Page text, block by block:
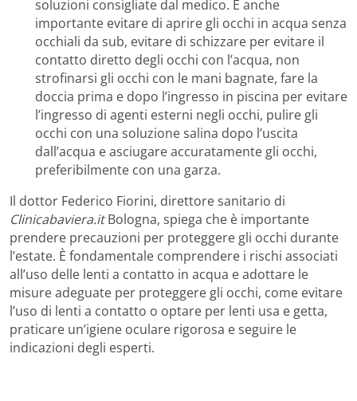
soluzioni consigliate dal medico. È anche
importante evitare di aprire gli occhi in acqua senza
occhiali da sub, evitare di schizzare per evitare il
contatto diretto degli occhi con l’acqua, non
strofinarsi gli occhi con le mani bagnate, fare la
doccia prima e dopo l’ingresso in piscina per evitare
l’ingresso di agenti esterni negli occhi, pulire gli
occhi con una soluzione salina dopo l’uscita
dall’acqua e asciugare accuratamente gli occhi,
preferibilmente con una garza.
Il dottor Federico Fiorini, direttore sanitario di
Clinicabaviera.itBologna, spiega che è importante
prendere precauzioni per proteggere gli occhi durante
l’estate. È fondamentale comprendere i rischi associati
all’uso delle lenti a contatto in acqua e adottare le
misure adeguate per proteggere gli occhi, come evitare
l’uso di lenti a contatto o optare per lenti usa e getta,
praticare un’igiene oculare rigorosa e seguire le
indicazioni degli esperti.